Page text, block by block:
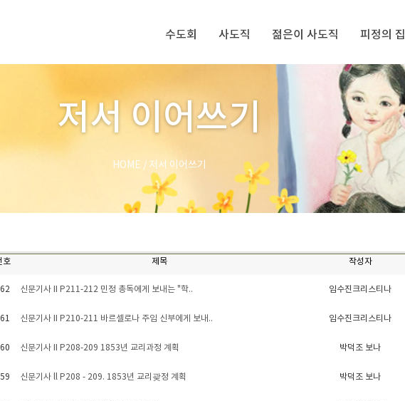
수도회 사도직 젊은이 사도직 피정의 집
저서 이어쓰기
HOME / 저서 이어쓰기
호 제목 작성자
신문기사 II P211-212 민정 총독에게 보내는 "학.. 임수진크리스티나
신문기사 II P210-211 바르셀로나 주임 신부에게 보내.. 임수진크리스티나
신문기사 II P208-209 1853년 교리과정 계획 박덕조 보나
신문기사 ll P208 - 209. 1853년 교리괒정 계획 박덕조 보나